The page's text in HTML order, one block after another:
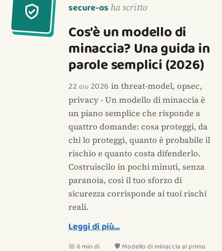
secure-os ha scritto
Cos'è un modello di
minaccia? Una guida in
parole semplici (2026)
22 giu 2026 in threat-model, opsec,
privacy - Un modello di minaccia è
un piano semplice che risponde a
quattro domande: cosa proteggi, da
chi lo proteggi, quanto è probabile il
rischio e quanto costa difenderlo.
Costruiscilo in pochi minuti, senza
paranoia, così il tuo sforzo di
sicurezza corrisponde ai tuoi rischi
reali.
Leggi di più…
📅 6 min di
🛡️ Modello di minaccia al primo